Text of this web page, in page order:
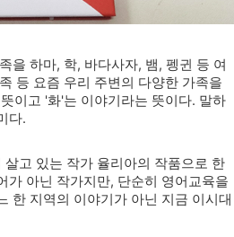
을 하마, 학, 바다사자, 뱀, 펭귄 등 여
등 요즘 우리 주변의 다양한 가족을
이고 '화'는 이야기라는 뜻이다. 말하
다.
고 있는 작가 율리아의 작품으로 한
가 아닌 작가지만, 단순히 영어교육을
한 지역의 이야기가 아닌 지금 이시대